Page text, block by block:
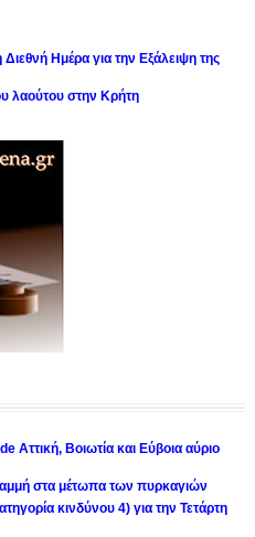
Ημέρα για την Εξάλειψη της
λαούτου στην Κρήτη
Αττική, Βοιωτία και Εύβοια αύριο
στα μέτωπα των πυρκαγιών
κινδύνου 4) για την Τετάρτη